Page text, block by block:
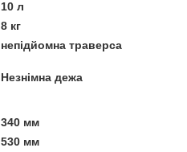
10 л
8 кг
непідйомна траверса
Незнімна дежа
340 мм
530 мм